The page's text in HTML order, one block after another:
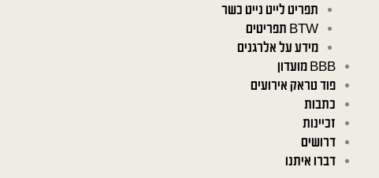
תפריט לייט נייט כשר
BTW תפריטים
מידע על אלרגנים
BBB מועדון
פוד טראק אירועים
כתבות
זכיינות
דרושים
דברו איתנו